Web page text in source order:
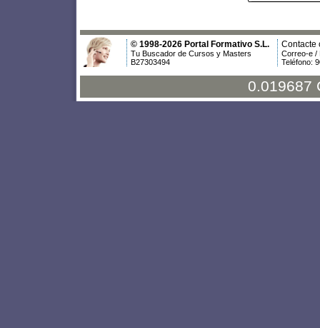
© 1998-2026 Portal Formativo S.L.
Tu Buscador de Cursos y Masters
B27303494
Contacte
Correo-e /
Teléfono:
0.019687